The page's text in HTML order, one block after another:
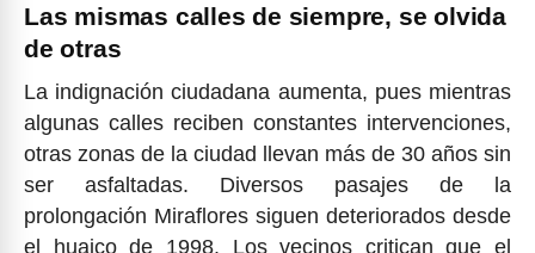
Las mismas calles de siempre, se olvida
de otras
La indignación ciudadana aumenta, pues mientras
algunas calles reciben constantes intervenciones,
otras zonas de la ciudad llevan más de 30 años sin
ser asfaltadas. Diversos pasajes de la
prolongación Miraflores siguen deteriorados desde
el huaico de 1998. Los vecinos critican que el